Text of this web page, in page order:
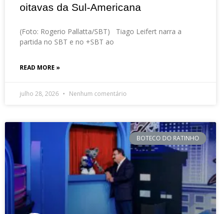
oitavas da Sul-Americana
(Foto: Rogerio Pallatta/SBT) Tiago Leifert narra a
partida no SBT e no +SBT ao
READ MORE »
julho 28, 2026 Nenhum comentário
BOTECO DO RATINHO